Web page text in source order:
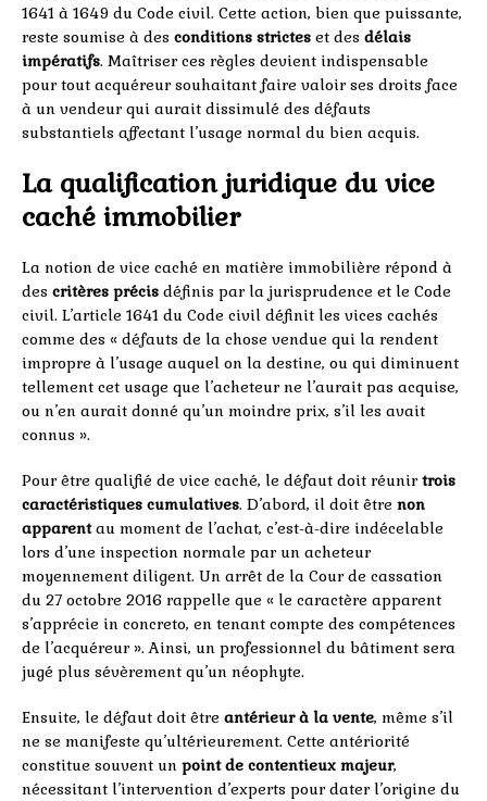
1641 à 1649 du Code civil. Cette action, bien que puissante,
reste soumise à des conditions strictes et des délais
impératifs. Maîtriser ces règles devient indispensable
pour tout acquéreur souhaitant faire valoir ses droits face
à un vendeur qui aurait dissimulé des défauts
substantiels affectant l’usage normal du bien acquis.
La qualification juridique du vice
caché immobilier
La notion de vice caché en matière immobilière répond à
des critères précis définis par la jurisprudence et le Code
civil. L’article 1641 du Code civil définit les vices cachés
comme des « défauts de la chose vendue qui la rendent
impropre à l’usage auquel on la destine, ou qui diminuent
tellement cet usage que l’acheteur ne l’aurait pas acquise,
ou n’en aurait donné qu’un moindre prix, s’il les avait
connus ».
Pour être qualifié de vice caché, le défaut doit réunirtrois
caractéristiques cumulatives. D’abord, il doit être non
apparentau moment de l’achat, c’est-à-dire indécelable
lors d’une inspection normale par un acheteur
moyennement diligent. Un arrêt de la Cour de cassation
du 27 octobre 2016 rappelle que « le caractère apparent
s’apprécie in concreto, en tenant compte des compétences
de l’acquéreur ». Ainsi, un professionnel du bâtiment sera
jugé plus sévèrement qu’un néophyte.
Ensuite, le défaut doit être antérieur à la vente, même s’il
ne se manifeste qu’ultérieurement. Cette antériorité
constitue souvent un point de contentieux majeur,
nécessitant l’intervention d’experts pour dater l’origine du